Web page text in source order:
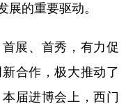
展的重要驱动。
展、首秀，有力促
合作，极大推动了
届进博会上，西门